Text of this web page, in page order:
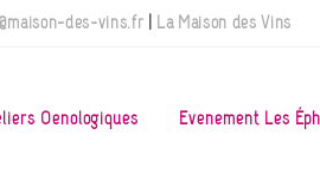
des-vins.fr La Maison des Vins
Oenologiques Evènement Les